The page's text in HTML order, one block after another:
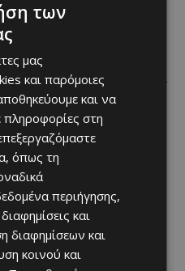
μας για τη στήριξη και να
Στάδιο ΓΣΠ. Θα τα
χαρούμενους. Επίσης,
τελικόμε καλή ατμόσφαιρα
στάδιο, αυτά τα παιχνίδια
το ποδόσφαιρο της χώρας».
των
μας
και παρόμοιες
και να
στη
όπως τη
περιήγησης,
και
διαφημίσεων και
κοινού και